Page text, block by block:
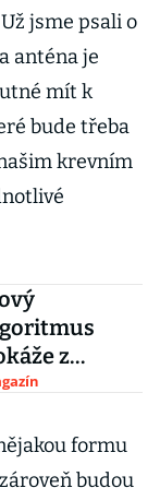
jsme psali o
anténa je
mít k
bude třeba
krevním
z
naučit
překážky i
různé
formu
budou